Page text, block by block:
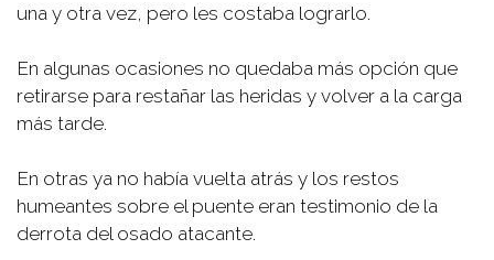
una y otra vez, pero les costaba lograrlo.
En algunas ocasiones no quedaba más opción que
retirarse para restañar las heridas y volver a la carga
más tarde.
En otras ya no había vuelta atrás y los restos
humeantes sobre el puente eran testimonio de la
derrota del osado atacante.